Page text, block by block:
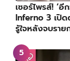
เซอร์ไพรส์! ‘อี
Inferno 3 เปิ
รู้ใจหลังจบราย